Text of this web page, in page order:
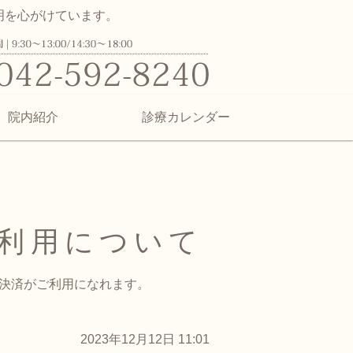
| 日野市百草の子供から大人ま
心がけています。
用について
済がご利用になれます。
2023年12月12日 11:01
院内紹介 診療カレンダー